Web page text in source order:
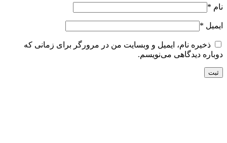
نام *
ایمیل *
ذخیره نام، ایمیل و وبسایت من در مرورگر برای زمانی که
دوباره دیدگاهی می‌نویسم.